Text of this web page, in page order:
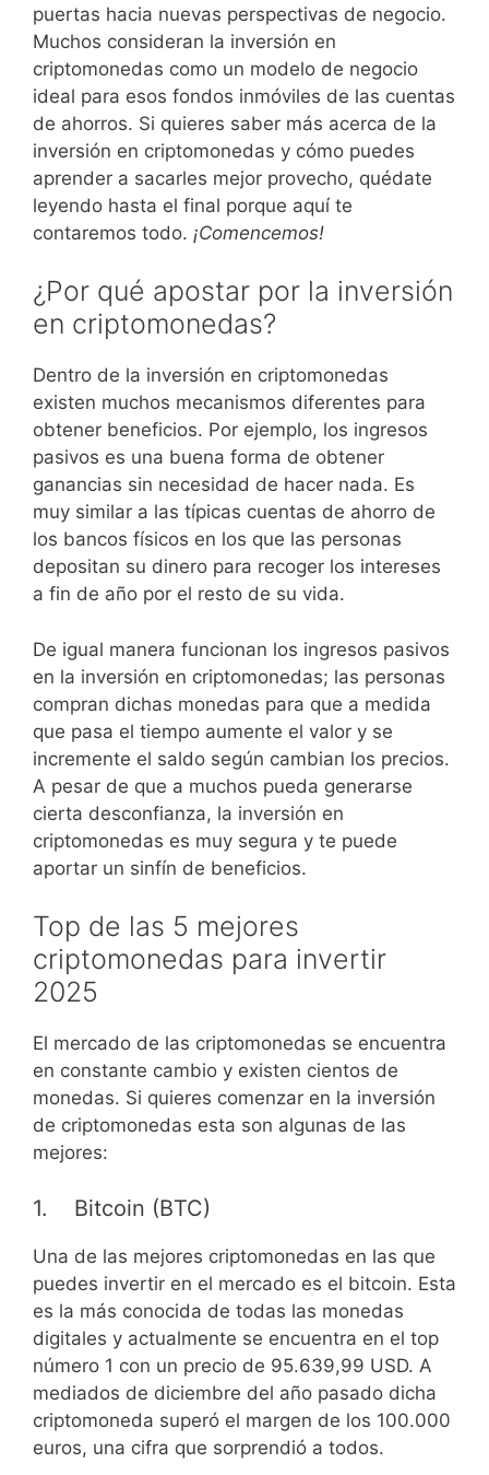
puertas hacia nuevas perspectivas de negocio.
Muchos consideran la inversión en
criptomonedas como un modelo de negocio
ideal para esos fondos inmóviles de las cuentas
de ahorros. Si quieres saber más acerca de la
inversión en criptomonedas y cómo puedes
aprender a sacarles mejor provecho, quédate
leyendo hasta el final porque aquí te
contaremos todo. ¡Comencemos!
¿Por qué apostar por la inversión
en criptomonedas?
Dentro de la inversión en criptomonedas
existen muchos mecanismos diferentes para
obtener beneficios. Por ejemplo, los ingresos
pasivos es una buena forma de obtener
ganancias sin necesidad de hacer nada. Es
muy similar a las típicas cuentas de ahorro de
los bancos físicos en los que las personas
depositan su dinero para recoger los intereses
a fin de año por el resto de su vida.
De igual manera funcionan los ingresos pasivos
en la inversión en criptomonedas; las personas
compran dichas monedas para que a medida
que pasa el tiempo aumente el valor y se
incremente el saldo según cambian los precios.
A pesar de que a muchos pueda generarse
cierta desconfianza, la inversión en
criptomonedas es muy segura y te puede
aportar un sinfín de beneficios.
Top de las 5 mejores
criptomonedas para invertir
2025
El mercado de las criptomonedas se encuentra
en constante cambio y existen cientos de
monedas. Si quieres comenzar en la inversión
de criptomonedas esta son algunas de las
mejores:
1. Bitcoin (BTC)
Una de las mejores criptomonedas en las que
puedes invertir en el mercado es el bitcoin. Esta
es la más conocida de todas las monedas
digitales y actualmente se encuentra en el top
número 1 con un precio de 95.639,99 USD. A
mediados de diciembre del año pasado dicha
criptomoneda superó el margen de los 100.000
euros, una cifra que sorprendió a todos.